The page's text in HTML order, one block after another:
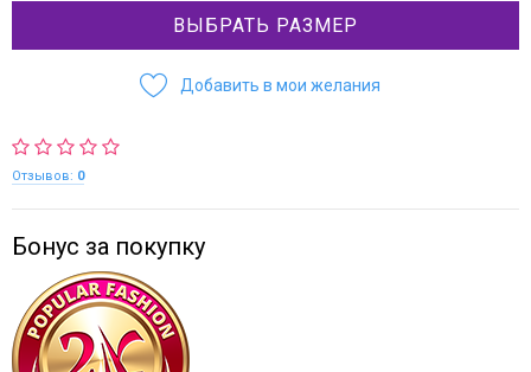
ВЫБРАТЬ РАЗМЕР
Добавить в мои желания
Отзывов: 0
Бонус за покупку